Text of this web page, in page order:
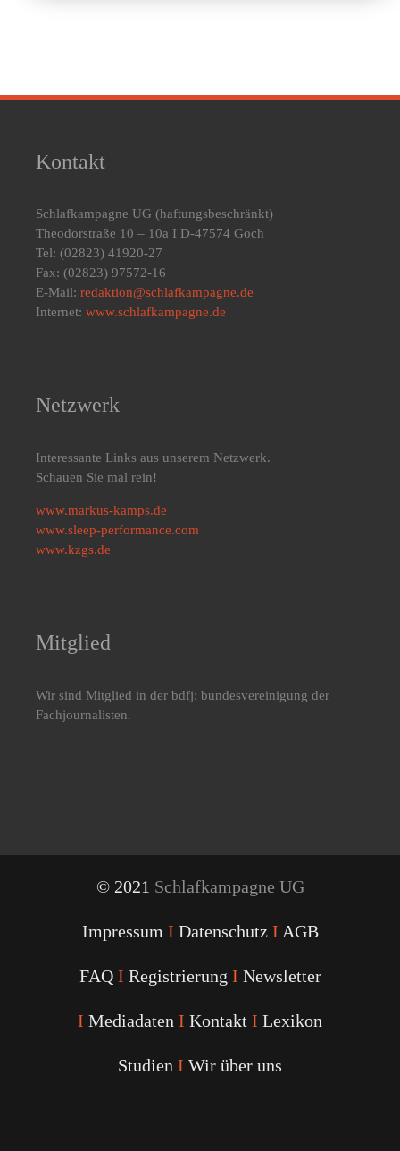
Kontakt
Schlafkampagne UG (haftungsbeschränkt)
Theodorstraße 10 – 10a I D-47574 Goch
Tel: (02823) 41920-27
Fax: (02823) 97572-16
E-Mail: redaktion@schlafkampagne.de
Internet: www.schlafkampagne.de
Netzwerk
Interessante Links aus unserem Netzwerk.
Schauen Sie mal rein!
www.markus-kamps.de
www.sleep-performance.com
www.kzgs.de
Mitglied
Wir sind Mitglied in der bdfj: bundesvereinigung der
Fachjournalisten.
© 2021 Schlafkampagne UG
Impressum I Datenschutz I AGB
FAQ I Registrierung I Newsletter
I Mediadaten I Kontakt I Lexikon
Studien I Wir über uns